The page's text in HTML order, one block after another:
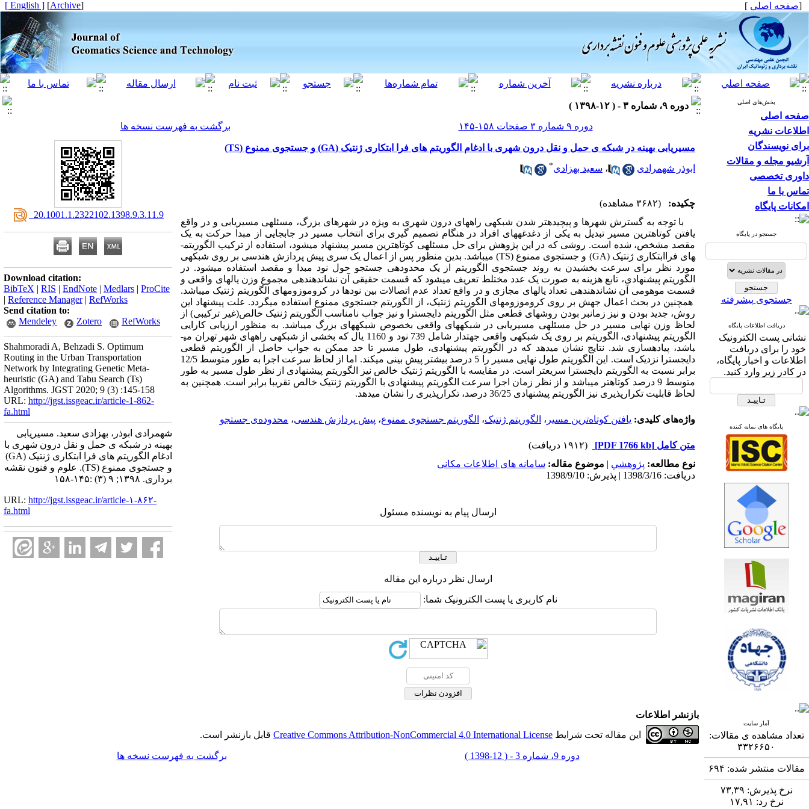
[صفحه اصلی ]
[
Archive
]
[ English ]
بخش‌های اصلی
صفحه اصلی
اطلاعات نشریه
برای نویسندگان
آرشیو مجله و مقالات
داوری تخصصی
تماس با ما
امکانات پایگاه
جستجو در پایگاه
جستجوی پیشرفته
دریافت اطلاعات پایگاه
نشانی پست الکترونیک
خود را برای دریافت
اطلاعات و اخبار پایگاه،
در کادر زیر وارد کنید.
پایگاه های نمایه کننده
آمار سایت
تعداد مشاهده ی مقالات:
۳۳۲۶۶۵۰
مقالات منتشر شده: ۶۹۴
نرخ پذیرش: ۷۳,۳۹
نرخ رد: ۱۷,۹۱
دوره ۹، شماره ۳ - ( ۱۲-۱۳۹۸ )
دوره ۹ شماره ۳ صفحات ۱۵۸-۱۴۵
برگشت به فهرست نسخه ها
مسیریابی بهینه در شبکه ی حمل و نقل درون شهری با ادغام الگوریتم های فرا ابتکاری ژنتیک (GA) و جستجوی ممنوع (TS)
ابوذر شهمرادی ، سعید بهزادی*
چکیده:
(۳۶۸۲ مشاهده)
با توجه به گسترش شهرها و پیچیده­تر شدن شبکه­ی راه­های درون شهری به ویژه در شهرهای بزرگ، مسئله­ی مسیریابی و در واقع
یافتن کوتاه­ترین مسیر تبدیل به یکی از دغدغه­های افراد در هنگام تصمیم گیری برای انتخاب مسیر در جابجایی از مبدا حرکت به یک
مقصد مشخص، شده است. روشی که در این پژوهش برای حل مسئله­ی کوتاه­ترین مسیر پیشنهاد می­شود، استفاده از ترکیب الگوریتم­
های فراابتکاری ژنتیک (GA) و جستجوی ممنوع (TS) می­باشد. بدین منظور پس از اعمال یک سری پیش پردازش هندسی بر روی شبکه­ی
مورد نظر برای سرعت بخشیدن به روند جستجوی الگوریتم از یک محدوده­ی جستجو حول نود مبدا و مقصد استفاده می­شود. در
الگوریتم پیشنهادی، تابع هزینه به صورت یک عدد مختلط تعریف می­شود که قسمت حقیقی آن نشان­دهنده­ی مجموع وزن یال­های واقعی و
قسمت موهومی آن نشان­دهنده­ی تعداد یال­های مجازی و در واقع تعداد عدم اتصالات بین نود­ها در کروموزوم­های الگوریتم ژنتیک می­باشد.
همچنین در بحث اعمال جهش بر روی کروموزوم­های الگوریتم ژنتیک، از الگوریتم جستجوی ممنوع استفاده می­گردد. علت پیشنهاد این
روش، جدید بودن و نیز زمان­بر بودن روش­های قطعی مثل الگوریتم دایجسترا و نیز جواب نامناسب الگوریتم ژنتیک خالص(غیر ترکیبی) از
لحاظ وزن نهایی مسیر در حل مسئله­ی مسیریابی در شبکه­های واقعی بخصوص شبکه­های بزرگ می­باشد. به منظور ارزیابی کارایی
الگوریتم پیشنهادی، الگوریتم بر روی یک شبکه­ی واقعی جهت­دار شامل 739 نود و 1160 یال که بخشی از شبکه­ی راه­های شهر تهران می­
باشد، پیاده­سازی شد. نتایج نشان می­دهد که در الگوریتم پیشنهادی، طول مسیر تا حد ممکن به جواب حاصل از الگوریتم قطعی
دایجسترا نزدیک است. این الگوریتم طول نهایی مسیر را 5 درصد بیشتر پیش بینی می­کند. اما از لحاظ سرعت اجرا به طور متوسط 12/5
برابر نسبت به الگوریتم دایجسترا سریع­تر است. در مقایسه­ با الگوریتم ژنتیک خالص نیز الگوریتم پیشنهادی از نظر طول مسیر به طور
متوسط 9 درصد کوتاه­تر می­باشد و از نظر زمان اجرا سرعت الگوریتم پیشنهادی با الگوریتم ژنتیک خالص تقریبا برابر است. همچنین به
لحاظ قابلیت تکرارپذیری نیز الگوریتم پیشنهادی 36/25 درصد، تکرارپذیری را نشان می­دهد.
واژه‌های کلیدی: یافتن کوتاه‌ترین مسیر ، الگوریتم ژنتیک، الگوریتم جستجوی ممنوع، پیش پردازش هندسی، محدوده‌ی جستجو
متن کامل [PDF 1766 kb]
(۱۹۱۲ دریافت)
نوع مطالعه: پژوهشي | موضوع مقاله: سامانه های اطلاعات مکانی
دریافت: 1398/3/16 | پذیرش: 1398/9/10
ارسال پیام به نویسنده مسئول
ارسال نظر درباره این مقاله
نام کاربری یا پست الکترونیک شما:
‎ 20.1001.1.2322102.1398.9.3.11.9
Download citation:
BibTeX | RIS | EndNote | Medlars | ProCite
| Reference Manager| RefWorks
Send citation to:
Mendeley
Zotero RefWorks
Shahmoradi A, Behzadi S. Optimum
Routing in the Urban Transportation
Network by Integrating Genetic Meta-
heuristic (GA) and Tabu Search (Ts)
Algorithms. JGST 2020; 9 (3) :145-158
URL: http://jgst.issgeac.ir/article-1-862-
fa.html
شهمرادی ابوذر، بهزادی سعید. مسیریابی
بهینه در شبکه ی حمل و نقل درون شهری با
ادغام الگوریتم های فرا ابتکاری ژنتیک (GA)
و جستجوی ممنوع (TS). علوم و فنون نقشه
برداری. ۱۳۹۸; ۹ (۳) :۱۴۵-۱۵۸
URL: http://jgst.issgeac.ir/article-۱-۸۶۲-
fa.html
بازنشر اطلاعات
این مقاله تحت شرایط Creative Commons Attribution-NonCommercial 4.0 International License قابل بازنشر است.
دوره 9، شماره 3 - ( 12-1398 ) برگشت به فهرست نسخه ها